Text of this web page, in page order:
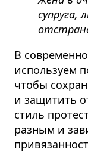
супруга,
В
используем
чтобы
и защитить
стиль
разным и